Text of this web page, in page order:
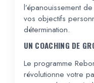
l’épanouissement
vos objectifs
détermination.
UN COACHING DE
Le programme
révolutionne votre